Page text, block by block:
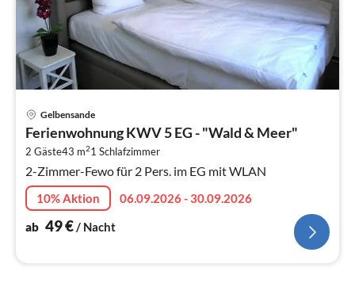
Gelbensande
Ferienwohnung KWV 5 EG - "Wald & Meer"
2 Gäste43 m21 Schlafzimmer
2-Zimmer-Fewo für 2 Pers. im EG mit WLAN
10% Aktion
06.09.2026 - 30.09.2026
ab 49€/ Nacht